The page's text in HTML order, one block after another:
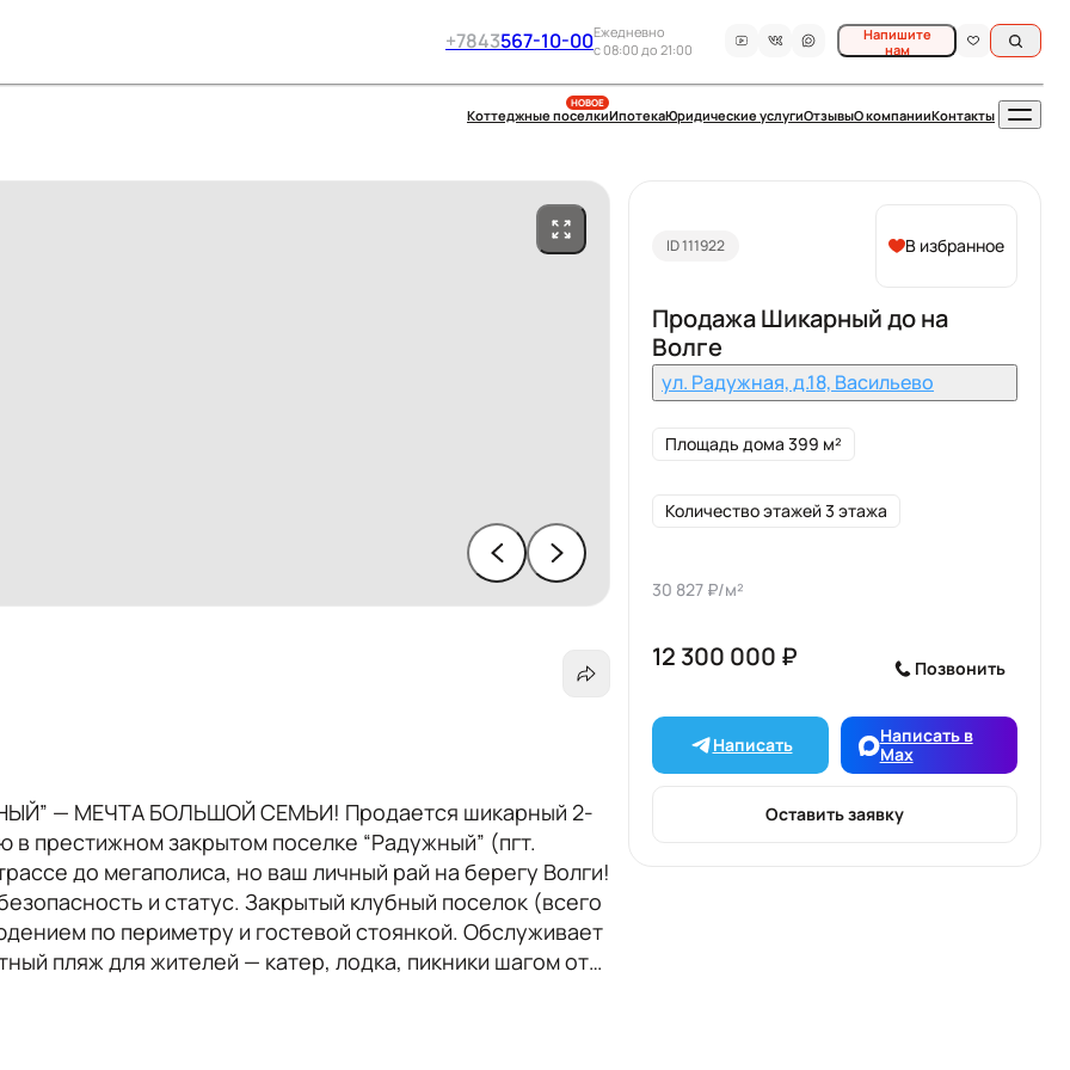
+7843567-10-00Ежедневно
c 08:00 до 21:00
Напишите
нам
НОВОЕ
Коттеджные поселкиИпотекаЮридические услугиОтзывыО компанииКонтакты
ID 111922 В избранное
Продажа Шикарный до на
Волге
ул. Радужная, д.18, Васильево
Площадь дома 399 м²
Количество этажей 3 этажа
30 827 ₽/м²
12 300 000 ₽
Написать
Написать в
Max
Оставить заявку
Позвонить
— МЕЧТА БОЛЬШОЙ СЕМЬИ! Продается шикарный 2-
престижном закрытом поселке “Радужный” (пгт.
до мегаполиса, но ваш личный рай на берегу Волги!
и статус. Закрытый клубный поселок (всего
по периметру и гостевой стоянкой. Обслуживает
пляж для жителей — катер, лодка, пикники шагом от
общения. Площадь и комфорт 399 м² жилплощади (2
планировка для большой семьи: светлые комнаты,